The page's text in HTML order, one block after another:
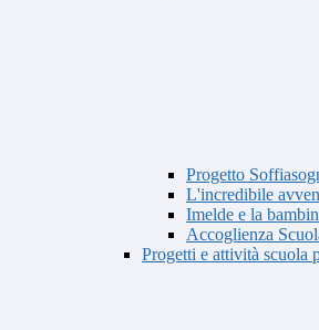
Progetto
L'incredibile
Imelde e la
Accoglienza
Progetti e attività scuola